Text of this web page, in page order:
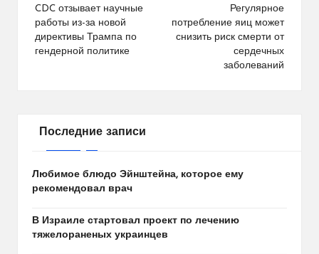
по
записям
CDC отзывает научные
работы из-за новой
директивы Трампа по
гендерной политике
Регулярное
потребление яиц может
снизить риск смерти от
сердечных
заболеваний
Последние записи
Любимое блюдо Эйнштейна, которое ему
рекомендовал врач
В Израиле стартовал проект по лечению
тяжелораненых украинцев